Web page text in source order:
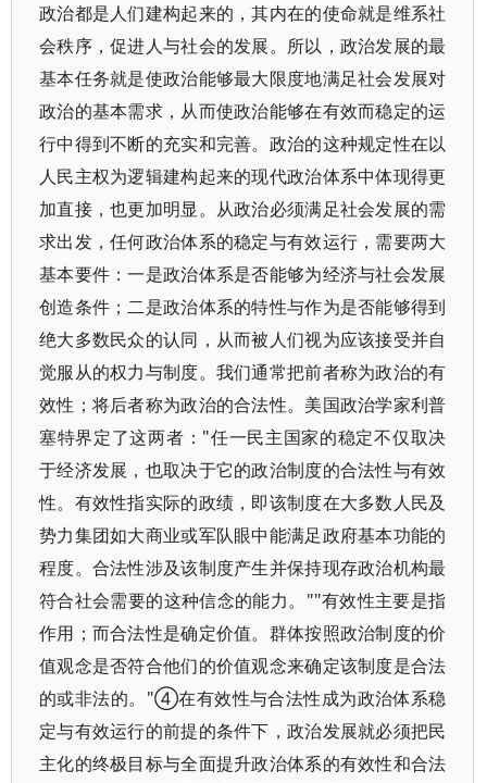
政治都是人们建构起来的，其内在的使命就是维系社
会秩序，促进人与社会的发展。所以，政治发展的最
基本任务就是使政治能够最大限度地满足社会发展对
政治的基本需求，从而使政治能够在有效而稳定的运
行中得到不断的充实和完善。政治的这种规定性在以
人民主权为逻辑建构起来的现代政治体系中体现得更
加直接，也更加明显。从政治必须满足社会发展的需
求出发，任何政治体系的稳定与有效运行，需要两大
基本要件：一是政治体系是否能够为经济与社会发展
创造条件；二是政治体系的特性与作为是否能够得到
绝大多数民众的认同，从而被人们视为应该接受并自
觉服从的权力与制度。我们通常把前者称为政治的有
效性；将后者称为政治的合法性。美国政治学家利普
塞特界定了这两者："任一民主国家的稳定不仅取决
于经济发展，也取决于它的政治制度的合法性与有效
性。有效性指实际的政绩，即该制度在大多数人民及
势力集团如大商业或军队眼中能满足政府基本功能的
程度。合法性涉及该制度产生并保持现存政治机构最
符合社会需要的这种信念的能力。""有效性主要是指
作用；而合法性是确定价值。群体按照政治制度的价
值观念是否符合他们的价值观念来确定该制度是合法
的或非法的。"④在有效性与合法性成为政治体系稳
定与有效运行的前提的条件下，政治发展就必须把民
主化的终极目标与全面提升政治体系的有效性和合法